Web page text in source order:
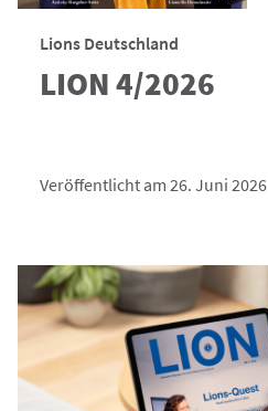
Lions Deutschland
LION 4/2026
Veröffentlicht am 26. Juni 2026